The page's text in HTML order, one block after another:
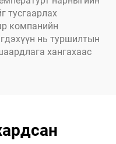
тусгаарлах
компанийн
нь туршилтын
хангахаас